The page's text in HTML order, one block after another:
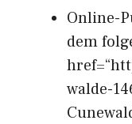
Online-
dem
walde-